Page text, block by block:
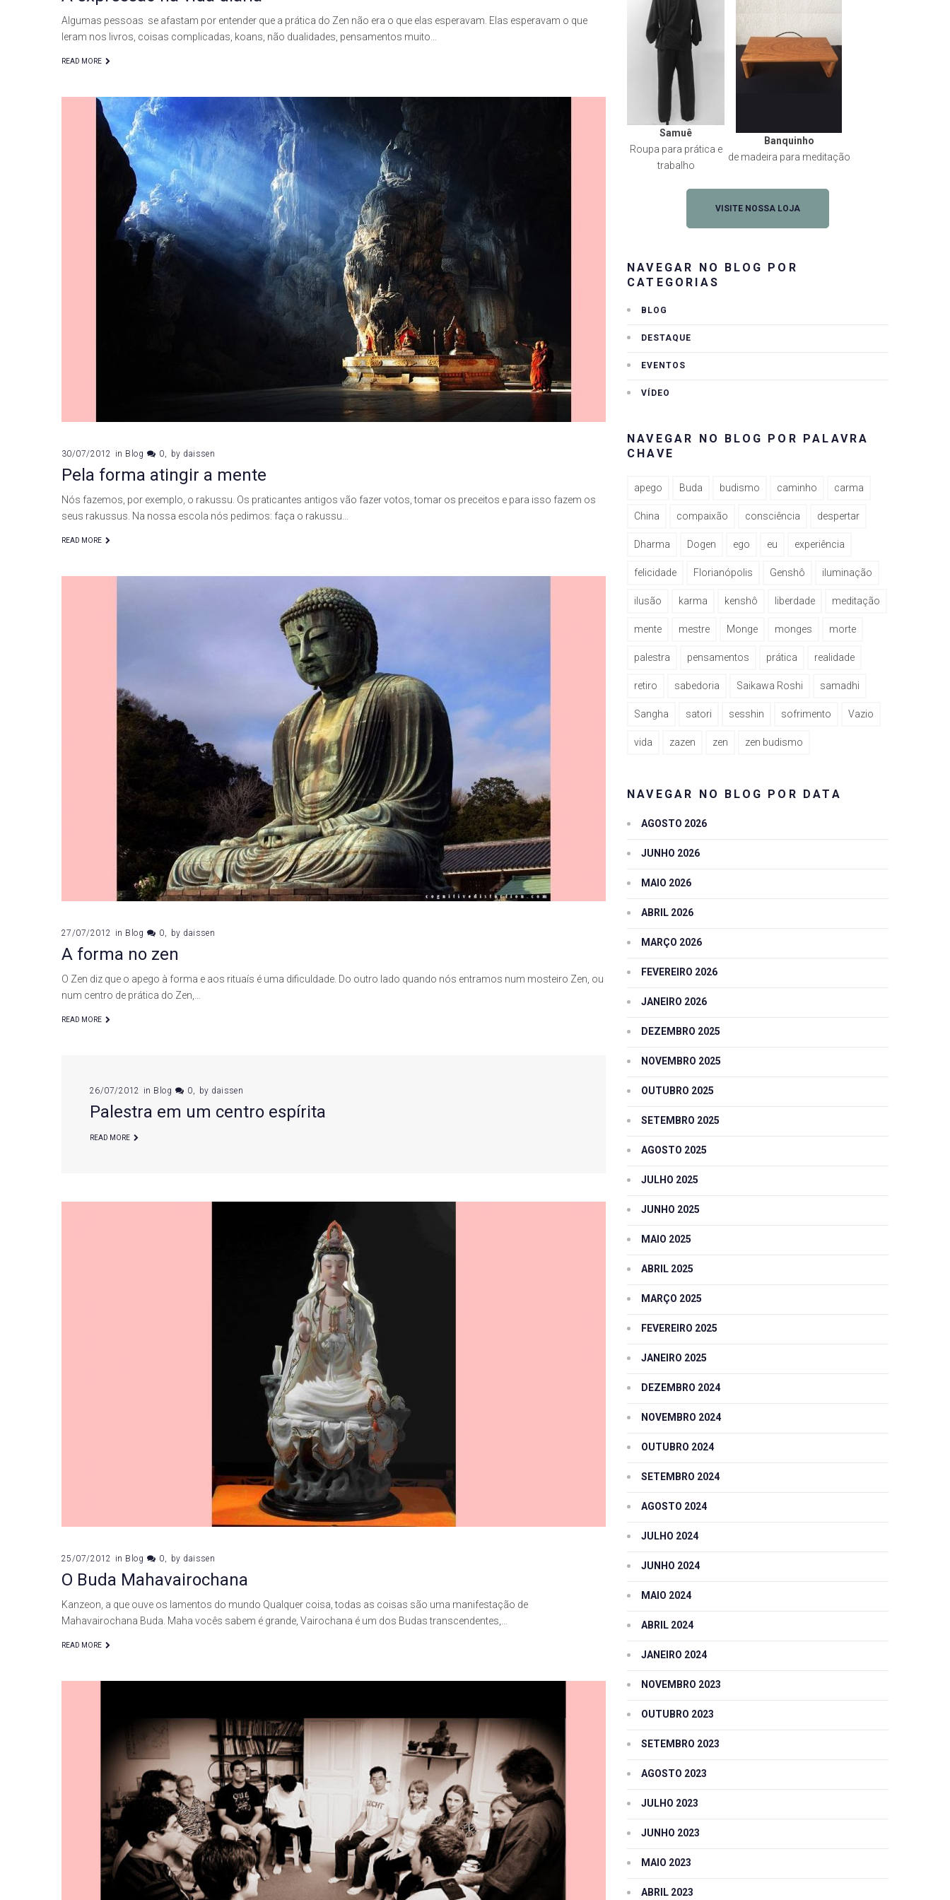
Algumas pessoas se afastam por entender que a prática do Zen não era o que elas esperavam. Elas esperavam o que
leram nos livros, coisas complicadas, koans, não dualidades, pensamentos muito…
READ MORE
30/07/2012 in Blog 0 by daissen
Pela forma atingir a mente
Nós fazemos, por exemplo, o rakussu. Os praticantes antigos vão fazer votos, tomar os preceitos e para isso fazem os
seus rakussus. Na nossa escola nós pedimos: faça o rakussu…
READ MORE
27/07/2012 in Blog 0 by daissen
A forma no zen
O Zen diz que o apego à forma e aos rituaís é uma dificuldade. Do outro lado quando nós entramos num mosteiro Zen, ou
num centro de prática do Zen,…
READ MORE
26/07/2012 in Blog 0 by daissen
Palestra em um centro espírita
READ MORE
25/07/2012 in Blog 0 by daissen
O Buda Mahavairochana
Kanzeon, a que ouve os lamentos do mundo Qualquer coisa, todas as coisas são uma manifestação de
Mahavairochana Buda. Maha vocês sabem é grande, Vairochana é um dos Budas transcendentes,…
READ MORE
Samuê
Roupa para prática e
trabalho
Banquinho
de madeira para meditação
VISITE NOSSA LOJA
NAVEGAR NO BLOG POR
CATEGORIAS
BLOG
DESTAQUE
EVENTOS
VÍDEO
NAVEGAR NO BLOG POR PALAVRA
CHAVE
apego Buda budismo caminho carma
China compaixão consciência despertar
Dharma Dogen ego eu experiência
felicidade Florianópolis Genshô iluminação
ilusão karma kenshô liberdade meditação
mente mestre Monge monges morte
palestra pensamentos prática realidade
retiro sabedoria Saikawa Roshi samadhi
Sangha satori sesshin sofrimento Vazio
vida zazen zen zen budismo
NAVEGAR NO BLOG POR DATA
AGOSTO 2026
JUNHO 2026
MAIO 2026
ABRIL 2026
MARÇO 2026
FEVEREIRO 2026
JANEIRO 2026
DEZEMBRO 2025
NOVEMBRO 2025
OUTUBRO 2025
SETEMBRO 2025
AGOSTO 2025
JULHO 2025
JUNHO 2025
MAIO 2025
ABRIL 2025
MARÇO 2025
FEVEREIRO 2025
JANEIRO 2025
DEZEMBRO 2024
NOVEMBRO 2024
OUTUBRO 2024
SETEMBRO 2024
AGOSTO 2024
JULHO 2024
JUNHO 2024
MAIO 2024
ABRIL 2024
JANEIRO 2024
NOVEMBRO 2023
OUTUBRO 2023
SETEMBRO 2023
AGOSTO 2023
JULHO 2023
JUNHO 2023
MAIO 2023
ABRIL 2023